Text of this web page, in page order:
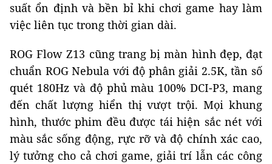
suất ổn định và bền bỉ khi chơi game hay làm
việc liên tục trong thời gian dài.
ROG Flow Z13 cũng trang bị màn hình đẹp, đạt
chuẩn ROG Nebula với độ phân giải 2.5K, tần số
quét 180Hz và độ phủ màu 100% DCI-P3, mang
đến chất lượng hiển thị vượt trội. Mọi khung
hình, thước phim đều được tái hiện sắc nét với
màu sắc sống động, rực rỡ và độ chính xác cao,
lý tưởng cho cả chơi game, giải trí lẫn các công